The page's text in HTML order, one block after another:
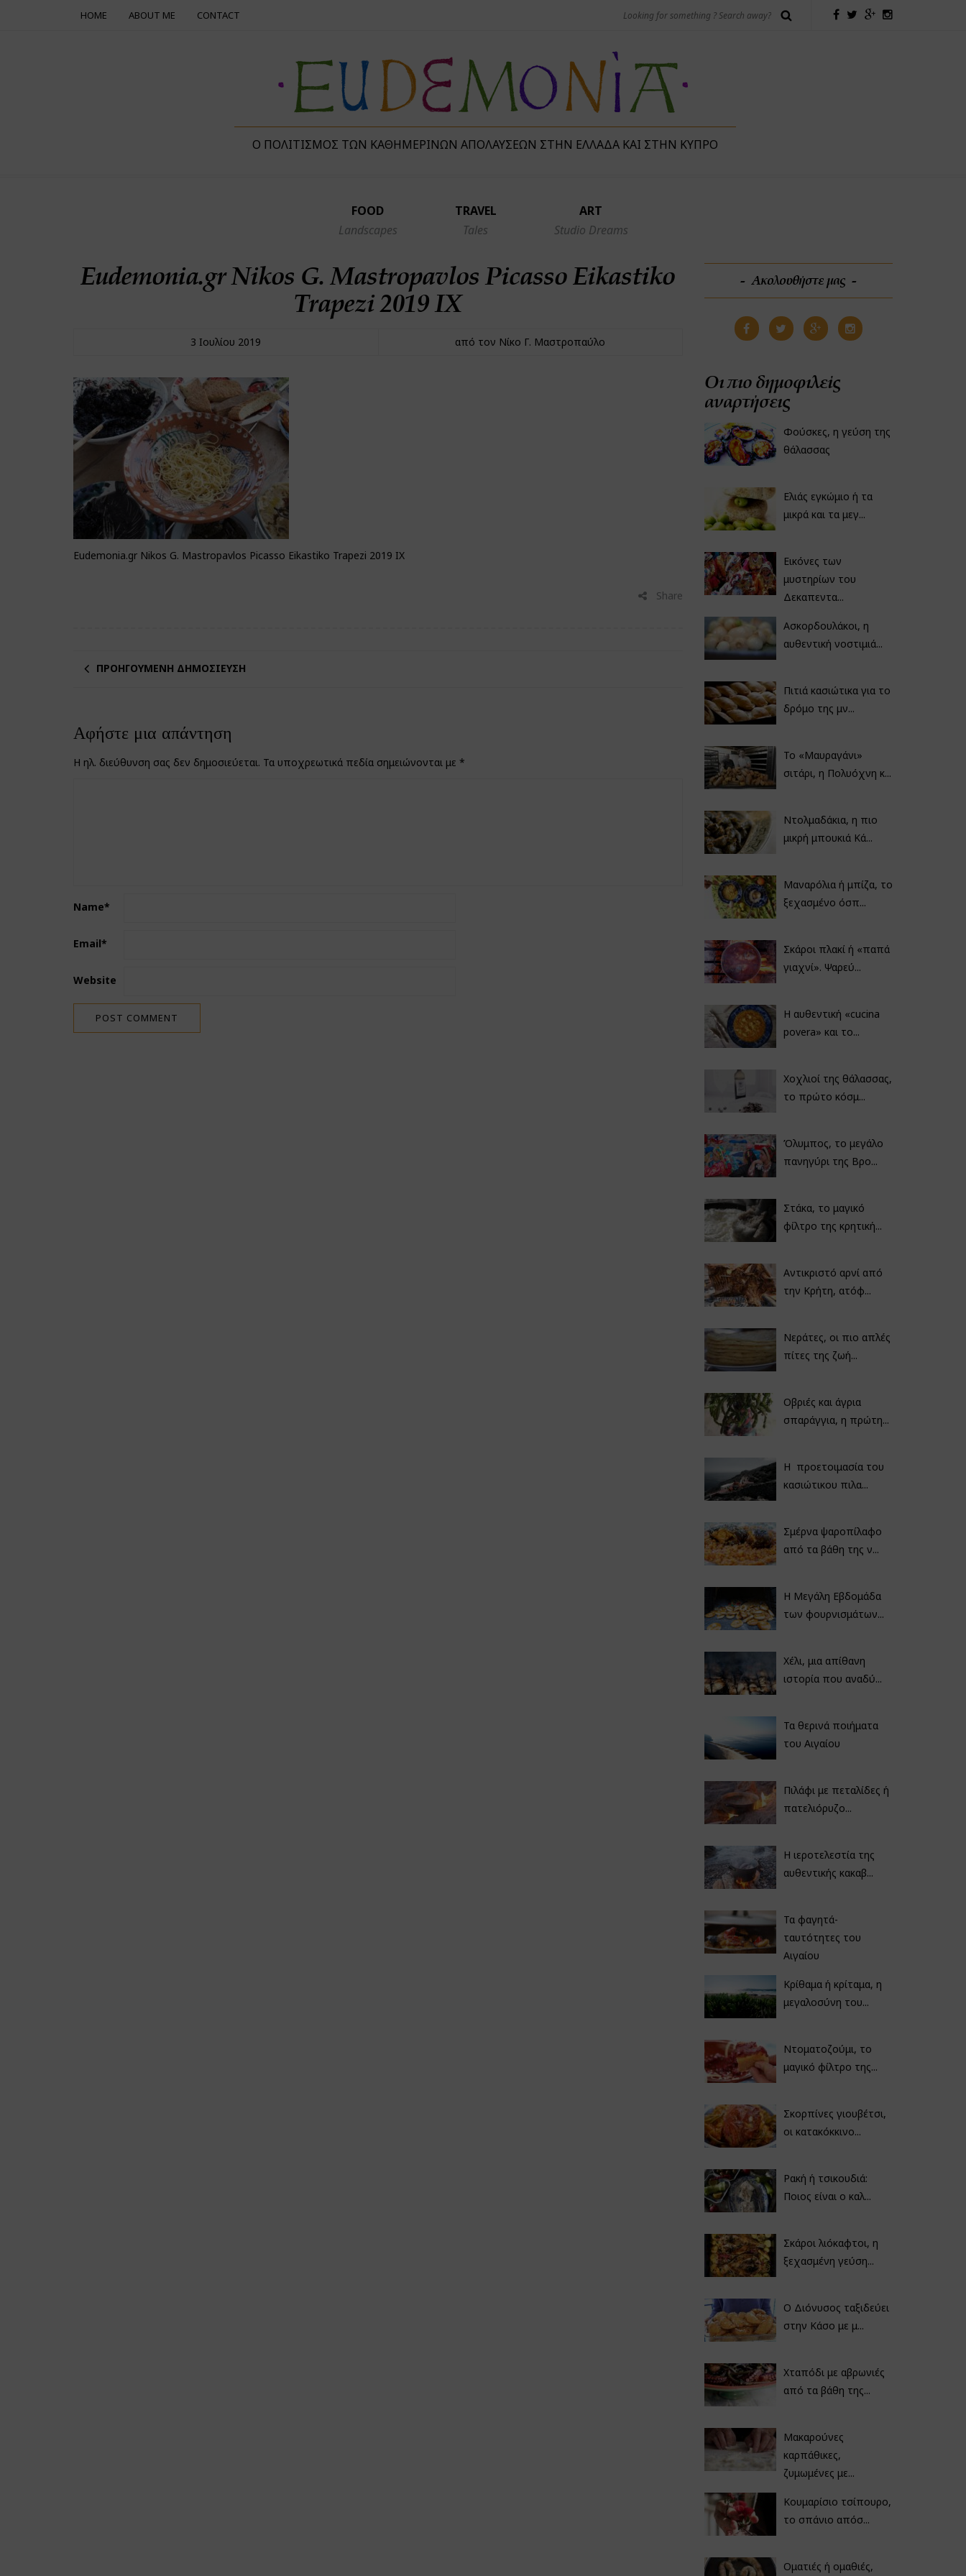
HOME ABOUT ME CONTACT
Ο ΠΟΛΙΤΙΣΜΌΣ ΤΩΝ ΚΑΘΗΜΕΡΙΝΏΝ ΑΠΟΛΑΎΣΕΩΝ ΣΤΗΝ ΕΛΛΆΔΑ ΚΑΙ ΣΤΗΝ ΚΎΠΡΟ
FOOD
Landscapes
TRAVEL
Tales
ART
Studio Dreams
Eudemonia.gr Nikos G. Mastropavlos Picasso Eikastiko
Trapezi 2019 IX
3 Ιουλίου 2019 από τον Νίκο Γ. Μαστροπαύλο
Eudemonia.gr Nikos G. Mastropavlos Picasso Eikastiko Trapezi 2019 IX
Share
ΠΡΟΗΓΟΎΜΕΝΗ ΔΗΜΟΣΊΕΥΣΗ
Αφήστε μια απάντηση
Η ηλ. διεύθυνση σας δεν δημοσιεύεται. Τα υποχρεωτικά πεδία σημειώνονται με *
Name*
Email*
Website
Ακολουθήστε μας
Οι πιο δημοφιλείς
αναρτήσεις
Φούσκες, η γεύση της
θάλασσας
Ελιάς εγκώμιο ή τα
μικρά και τα μεγ...
Εικόνες των
μυστηρίων του
Δεκαπεντα...
Ασκορδουλάκοι, η
αυθεντική νοστιμιά...
Πιτιά κασιώτικα για το
δρόμο της μν...
Το «Μαυραγάνι»
σιτάρι, η Πολυόχνη κ...
Ντολμαδάκια, η πιο
μικρή μπουκιά Κά...
Μαναρόλια ή μπίζα, το
ξεχασμένο όσπ...
Σκάροι πλακί ή «παπά
γιαχνί». Ψαρεύ...
Η αυθεντική «cucina
povera» και το...
Χοχλιοί της θάλασσας,
το πρώτο κόσμ...
Όλυμπος, το μεγάλο
πανηγύρι της Βρο...
Στάκα, το μαγικό
φίλτρο της κρητική...
Αντικριστό αρνί από
την Κρήτη, ατόφ...
Νεράτες, οι πιο απλές
πίτες της ζωή...
Οβριές και άγρια
σπαράγγια, η πρώτη...
Η προετοιμασία του
κασιώτικου πιλα...
Σμέρνα ψαροπίλαφο
από τα βάθη της ν...
Η Μεγάλη Εβδομάδα
των φουρνισμάτων...
Χέλι, μια απίθανη
ιστορία που αναδύ...
Τα θερινά ποιήματα
του Αιγαίου
Πιλάφι με πεταλίδες ή
πατελιόρυζο...
Η ιεροτελεστία της
αυθεντικής κακαβ...
Τα φαγητά-
ταυτότητες του
Αιγαίου
Κρίθαμα ή κρίταμα, η
μεγαλοσύνη του...
Ντοματοζούμι, το
μαγικό φίλτρο της...
Σκορπίνες γιουβέτσι,
οι κατακόκκινο...
Ρακή ή τσικουδιά:
Ποιος είναι ο καλ...
Σκάροι λιόκαφτοι, η
ξεχασμένη γεύση...
Ο Διόνυσος ταξιδεύει
στην Κάσο με μ...
Χταπόδι με αβρωνιές
από τα βάθη της...
Μακαρούνες
καρπάθικες,
ζυμωμένες με...
Κουμαρίσιο τσίπουρο,
το σπάνιο απόσ...
Οματιές ή ομαθιές,